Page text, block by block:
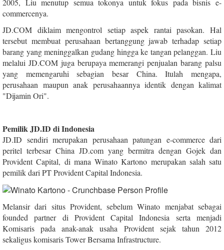
2005, Liu menutup semua tokonya untuk fokus pada bisnis e-
commercenya.
JD.COM diklaim mengontrol setiap aspek rantai pasokan. Hal
tersebut membuat perusahaan bertanggung jawab terhadap setiap
barang yang meninggalkan gudang hingga ke tangan pelanggan. Liu
melalui JD.COM juga berupaya memerangi penjualan barang palsu
yang memengaruhi sebagian besar China. Itulah mengapa,
perusahaan maupun anak perusahaannya identik dengan kalimat
"Dijamin Ori".
Pemilik JD.ID di Indonesia
JD.ID sendiri merupakan perusahaan patungan e-commerce dari
peritel terbesar China JD.com yang bermitra dengan Gojek dan
Provident Capital, di mana Winato Kartono merupakan salah satu
pemilik dari PT Provident Capital Indonesia.
Melansir dari situs Provident, sebelum Winato menjabat sebagai
founded partner di Provident Capital Indonesia serta menjadi
Komisaris pada anak-anak usaha Provident sejak tahun 2012
sekaligus komisaris Tower Bersama Infrastructure.